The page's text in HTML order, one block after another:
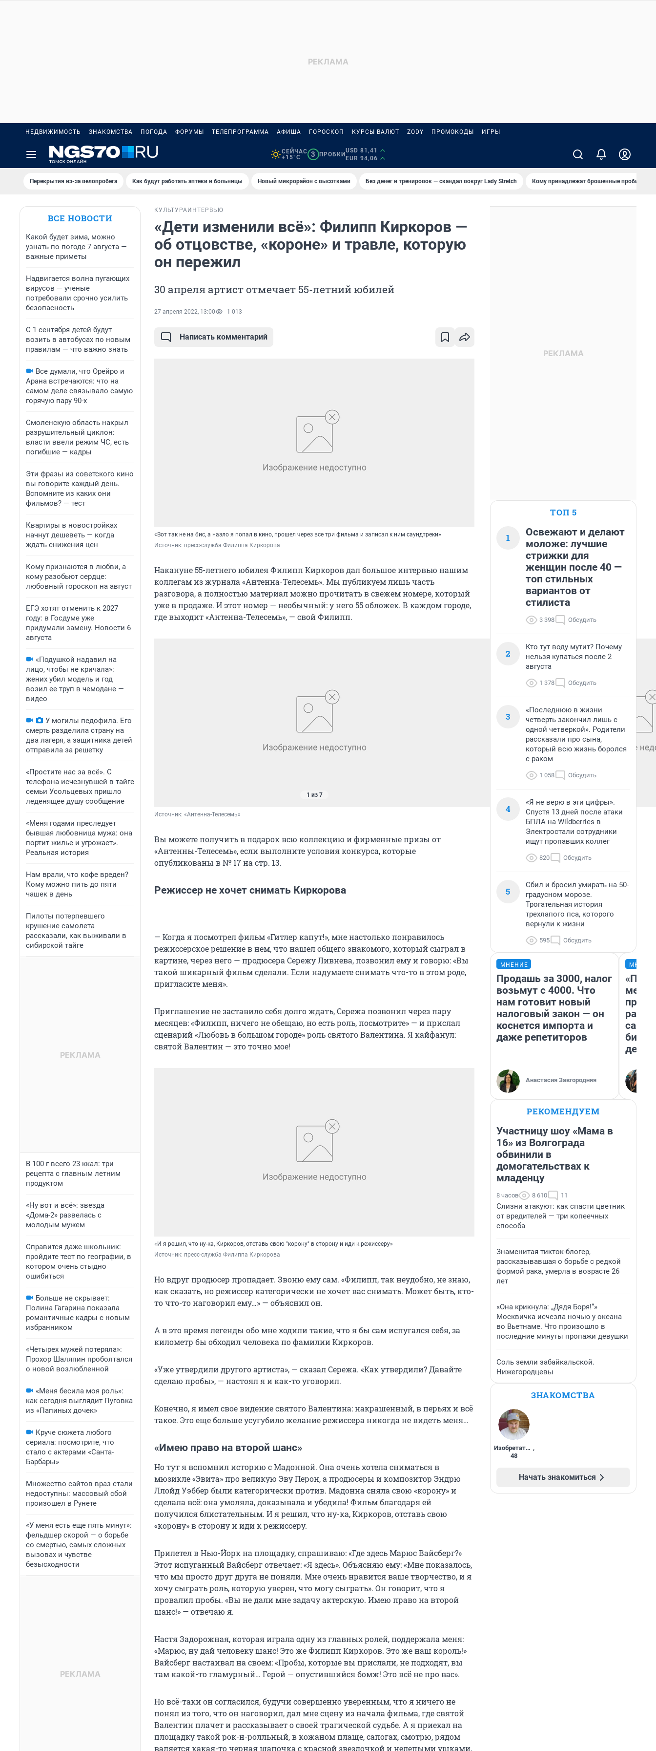
НЕДВИЖИМОСТЬ ЗНАКОМСТВА ПОГОДА ФОРУМЫ ТЕЛЕПРОГРАММА АФИША ГОРОСКОП КУРСЫ ВАЛЮТ ZODY ПРОМОКОДЫ ИГРЫ
СЕЙЧАС
+15°C
3 ПРОБКИ
USD 81,41
EUR 94,06
Перекрытия из-за велопробега Как будут работать аптеки и больницы Новый микрорайон с высотками Без денег и тренировок — скандал вокруг Lady Stretch Кому принадлежат брошенные пробирки?
ВСЕ НОВОСТИ
Какой будет зима, можно
узнать по погоде 7 августа —
важные приметы
Надвигается волна пугающих
вирусов — ученые
потребовали срочно усилить
безопасность
С 1 сентября детей будут
возить в автобусах по новым
правилам — что важно знать
Все думали, что Орейро и
Арана встречаются: что на
самом деле связывало самую
горячую пару 90-х
Смоленскую область накрыл
разрушительный циклон:
власти ввели режим ЧС, есть
погибшие — кадры
Эти фразы из советского кино
вы говорите каждый день.
Вспомните из каких они
фильмов? — тест
Квартиры в новостройках
начнут дешеветь — когда
ждать снижения цен
Кому признаются в любви, а
кому разобьют сердце:
любовный гороскоп на август
ЕГЭ хотят отменить к 2027
году: в Госдуме уже
придумали замену. Новости 6
августа
«Подушкой надавил на
лицо, чтобы не кричала»:
жених убил модель и год
возил ее труп в чемодане —
видео
У могилы педофила. Его
смерть разделила страну на
два лагеря, а защитника детей
отправила за решетку
«Простите нас за всё». С
телефона исчезнувшей в тайге
семьи Усольцевых пришло
леденящее душу сообщение
«Меня годами преследует
бывшая любовница мужа: она
портит жилье и угрожает».
Реальная история
Нам врали, что кофе вреден?
Кому можно пить до пяти
чашек в день
Пилоты потерпевшего
крушение самолета
рассказали, как выживали в
сибирской тайге
В 100 г всего 23 ккал: три
рецепта с главным летним
продуктом
«Ну вот и всё»: звезда
«Дома-2» развелась с
молодым мужем
Справится даже школьник:
пройдите тест по географии, в
котором очень стыдно
ошибиться
Больше не скрывает:
Полина Гагарина показала
романтичные кадры с новым
избранником
«Четырех мужей потеряла»:
Прохор Шаляпин проболтался
о новой возлюбленной
«Меня бесила моя роль»:
как сегодня выглядит Пуговка
из «Папиных дочек»
Круче сюжета любого
сериала: посмотрите, что
стало с актерами «Санта-
Барбары»
Множество сайтов враз стали
недоступны: массовый сбой
произошел в Рунете
«У меня есть еще пять минут»:
фельдшер скорой — о борьбе
со смертью, самых сложных
вызовах и чувстве
безысходности
КУЛЬТУРА ИНТЕРВЬЮ
«Дети изменили всё»: Филипп Киркоров —
об отцовстве, «короне» и травле, которую
он пережил
30 апреля артист отмечает 55-летний юбилей
27 апреля 2022, 13:00 1 013
Написать комментарий
«Вот так не на бис, а назло я попал в кино, прошел через все три фильма и записал к ним саундтреки»
Источник: пресс-служба Филиппа Киркорова
Накануне 55-летнего юбилея Филипп Киркоров дал большое интервью нашим
коллегам из журнала «Антенна-Телесемь». Мы публикуем лишь часть
разговора, а полностью материал можно прочитать в свежем номере, который
уже в продаже. И этот номер — необычный: у него 55 обложек. В каждом городе,
где выходит «Антенна-Телесемь», — свой Филипп.
1 из 7
Источник: «Антенна-Телесемь»
Вы можете получить в подарок всю коллекцию и фирменные призы от
«Антенны-Телесемь», если выполните условия конкурса, которые
опубликованы в № 17 на стр. 13.
Режиссер не хочет снимать Киркорова
— Когда я посмотрел фильм «Гитлер капут!», мне настолько понравилось
режиссерское решение в нем, что нашел общего знакомого, который сыграл в
картине, через него — продюсера Сережу Ливнева, позвонил ему и говорю: «Вы
такой шикарный фильм сделали. Если надумаете снимать что-то в этом роде,
пригласите меня».
Приглашение не заставило себя долго ждать, Сережа позвонил через пару
месяцев: «Филипп, ничего не обещаю, но есть роль, посмотрите» — и прислал
сценарий «Любовь в большом городе» роль святого Валентина. Я кайфанул:
святой Валентин — это точно мое!
«И я решил, что ну-ка, Киркоров, отставь свою "корону" в сторону и иди к режиссеру»
Источник: пресс-служба Филиппа Киркорова
Но вдруг продюсер пропадает. Звоню ему сам. «Филипп, так неудобно, не знаю,
как сказать, но режиссер категорически не хочет вас снимать. Может быть, кто-
то что-то наговорил ему…» — объяснил он.
А в это время легенды обо мне ходили такие, что я бы сам испугался себя, за
километр бы обходил человека по фамилии Киркоров.
«Уже утвердили другого артиста», — сказал Сережа. «Как утвердили? Давайте
сделаю пробы», — настоял я и как-то уговорил.
Конечно, я имел свое видение святого Валентина: накрашенный, в перьях и всё
такое. Это еще больше усугубило желание режиссера никогда не видеть меня…
«Имею право на второй шанс»
Но тут я вспомнил историю с Мадонной. Она очень хотела сниматься в
мюзикле «Эвита» про великую Эву Перон, а продюсеры и композитор Эндрю
Ллойд Уэббер были категорически против. Мадонна сняла свою «корону» и
сделала всё: она умоляла, доказывала и убедила! Фильм благодаря ей
получился блистательным. И я решил, что ну-ка, Киркоров, отставь свою
«корону» в сторону и иди к режиссеру.
Прилетел в Нью-Йорк на площадку, спрашиваю: «Где здесь Марюс Вайсберг?»
Этот испуганный Вайсберг отвечает: «Я здесь». Объясняю ему: «Мне показалось,
что мы просто друг друга не поняли. Мне очень нравится ваше творчество, и я
хочу сыграть роль, которую уверен, что могу сыграть». Он говорит, что я
провалил пробы. «Вы не дали мне задачу актерскую. Имею право на второй
шанс!» — отвечаю я.
Настя Задорожная, которая играла одну из главных ролей, поддержала меня:
«Марюс, ну дай человеку шанс! Это же Филипп Киркоров. Это же наш король!»
Вайсберг настаивал на своем: «Пробы, которые вы прислали, не подходят, вы
там какой-то гламурный… Герой — опустившийся бомж! Это всё не про вас».
Но всё-таки он согласился, будучи совершенно уверенным, что я ничего не
понял из того, что он наговорил, дал мне сцену из начала фильма, где святой
Валентин плачет и рассказывает о своей трагической судьбе. А я приехал на
площадку такой рок-н-ролльный, в кожаном плаще, сапогах, смотрю, рядом
валяется какая-то черная шапочка с красной звездочкой и нелепыми ушками,
ТОП 5
1
Освежают и делают
моложе: лучшие
стрижки для
женщин после 40 —
топ стильных
вариантов от
стилиста
3 398 Обсудить
2
Кто тут воду мутит? Почему
нельзя купаться после 2
августа
1 378 Обсудить
3
«Последнюю в жизни
четверть закончил лишь с
одной четверкой». Родители
рассказали про сына,
который всю жизнь боролся
с раком
1 058 Обсудить
4
«Я не верю в эти цифры».
Спустя 13 дней после атаки
БПЛА на Wildberries в
Электростали сотрудники
ищут пропавших коллег
820 Обсудить
5
Сбил и бросил умирать на 50-
градусном морозе.
Трогательная история
трехлапого пса, которого
вернули к жизни
595 Обсудить
МНЕНИЕ
Продашь за 3000, налог
возьмут с 4000. Что
нам готовит новый
налоговый закон — он
коснется импорта и
даже репетиторов
Анастасия Завгородняя
РЕКОМЕНДУЕМ
Участницу шоу «Мама в
16» из Волгограда
обвинили в
домогательствах к
младенцу
8 часов 8 610 11
Слизни атакуют: как спасти цветник
от вредителей — три копеечных
способа
Знаменитая тикток-блогер,
рассказывавшая о борьбе с редкой
формой рака, умерла в возрасте 26
лет
«Она крикнула: „Дядя Боря!“»
Москвичка исчезла ночью у океана
во Вьетнаме. Что произошло в
последние минуты пропажи девушки
Соль земли забайкальской.
Нижегородцевы
ЗНАКОМСТВА
Изобретатель ,
48
Начать знакомиться